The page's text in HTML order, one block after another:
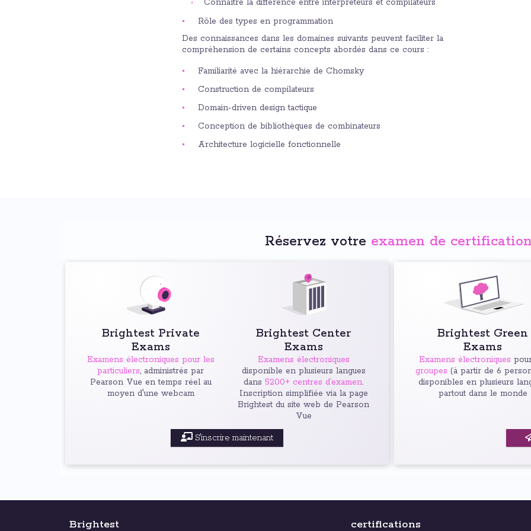
Connaître la différence entre interpréteurs et compilateurs
Rôle des types en programmation
Des connaissances dans les domaines suivants peuvent faciliter la
compréhension de certains concepts abordés dans ce cours :
Familiarité avec la hiérarchie de Chomsky
Construction de compilateurs
Domain-driven design tactique
Conception de bibliothèques de combinateurs
Architecture logicielle fonctionnelle
Réservez votre examen de
Brightest Private
Exams
Examens électroniques pour les
particuliers, administrés par
Pearson Vue en temps réel au
moyen d'une webcam
Brightest Center
Exams
Examens électroniques
disponible en plusieurs langues
dans 5200+ centres d’examen.
Inscription simplifiée via la page
Brightest du site web de Pearson
Vue
S'inscrire maintenant
Brightest Green
Exams
Examens électroniques
groupes (à partir de 6
disponibles en plusieurs
partout dans le monde
Brightest certifications